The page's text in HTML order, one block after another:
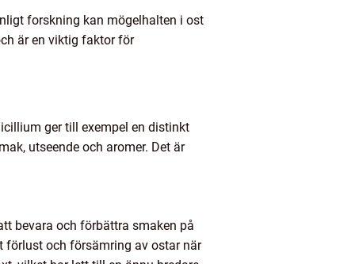
forskning kan mögelhalten i ost
är en viktig faktor för
ger till exempel en distinkt
utseende och aromer. Det är
bevara och förbättra smaken på
förlust och försämring av ostar när